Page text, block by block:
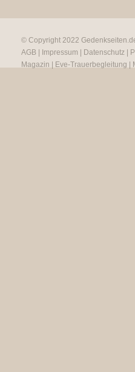
© Copyright 2022
AGB
Impressum Datenschutz
Magazin
Eve-Trauerbegleitung